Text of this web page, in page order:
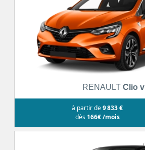
RENAULT Clio v
à partir de9 833 €
dès 166€ /mois